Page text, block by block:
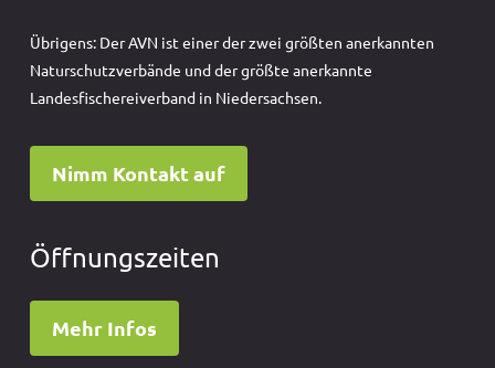
Übrigens: Der AVN ist einer der zwei größten anerkannten
Naturschutzverbände und der größte anerkannte
Landesfischereiverband in Niedersachsen.
Nimm Kontakt auf
Öffnungszeiten
Mehr Infos